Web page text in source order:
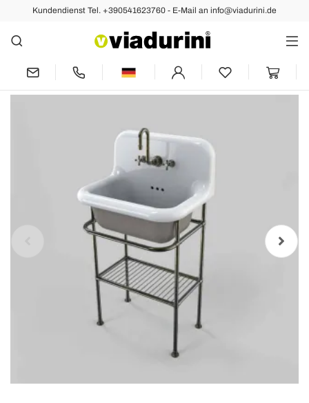
Kundendienst Tel. +390541623760 - E-Mail an info@viadurini.de
Zurück Vorher Nächste
Wandwaschbecken aus Keramik mit
Struktur und Vintage-Grill Tom